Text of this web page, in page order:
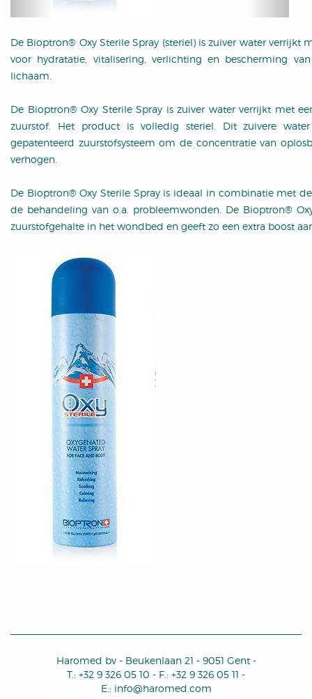
De Bioptron® Oxy Sterile Spray (steriel) is zuiver water verrijkt
voor hydratatie, vitalisering, verlichting en bescherming
lichaam.
De Bioptron® Oxy Sterile Spray is zuiver water verrijkt met
zuurstof. Het product is volledig steriel. Dit zuivere
gepatenteerd zuurstofsysteem om de concentratie van
verhogen.
De Bioptron® Oxy Sterile Spray is ideaal in combinatie met
de behandeling van o.a. probleemwonden. De Bioptron®
zuurstofgehalte in het wondbed en geeft zo een extra boost
Haromed bv- Beukenlaan 21 - 9051 Gent-
T.: +32 9 326 05 10 - F.: +32 9 326 05 11 -
E.: info@haromed.com